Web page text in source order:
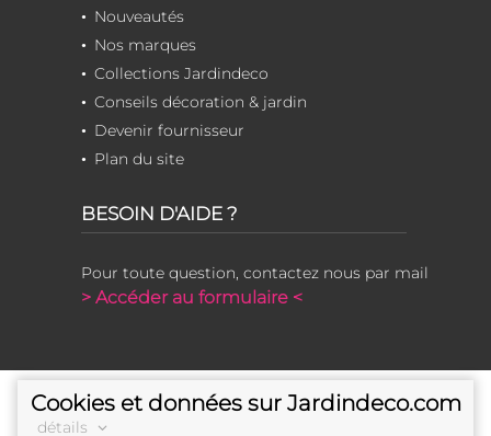
Nouveautés
Nos marques
Collections Jardindeco
Conseils décoration & jardin
Devenir fournisseur
Plan du site
BESOIN D'AIDE ?
Pour toute question, contactez nous par mail
> Accéder au formulaire <
Cookies et données sur Jardindeco.com
détails